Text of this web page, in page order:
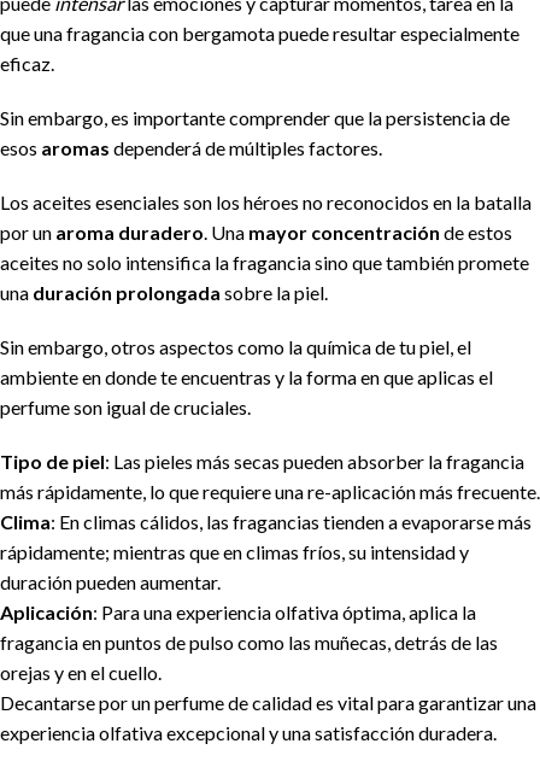
que una fragancia con bergamota puede resultar especialmente
eficaz.
Sin embargo, es importante comprender que la persistencia de
esos aromas dependerá de múltiples factores.
Los aceites esenciales son los héroes no reconocidos en la batalla
por un aroma duradero . Una mayor concentración de estos
aceites no solo intensifica la fragancia sino que también promete
una duración prolongada sobre la piel.
Sin embargo, otros aspectos como la química de tu piel, el
ambiente en donde te encuentras y la forma en que aplicas el
perfume son igual de cruciales.
Tipo de piel: Las pieles más secas pueden absorber la fragancia
más rápidamente, lo que requiere una re-aplicación más frecuente.
Clima: En climas cálidos, las fragancias tienden a evaporarse más
rápidamente; mientras que en climas fríos, su intensidad y
duración pueden aumentar.
Aplicación: Para una experiencia olfativa óptima, aplica la
fragancia en puntos de pulso como las muñecas, detrás de las
orejas y en el cuello.
Decantarse por un perfume de calidad es vital para garantizar una
experiencia olfativa excepcional y una satisfacción duradera.